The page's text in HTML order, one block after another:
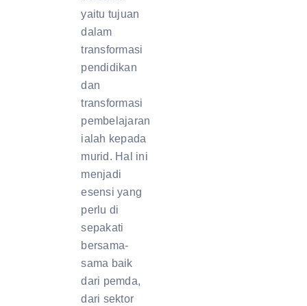
yaitu tujuan
dalam
transformasi
pendidikan
dan
transformasi
pembelajaran
ialah kepada
murid. Hal ini
menjadi
esensi yang
perlu di
sepakati
bersama-
sama baik
dari pemda,
dari sektor